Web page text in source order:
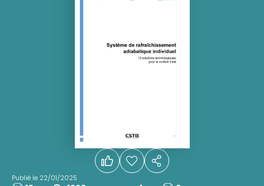
Publié le 22/01/2025